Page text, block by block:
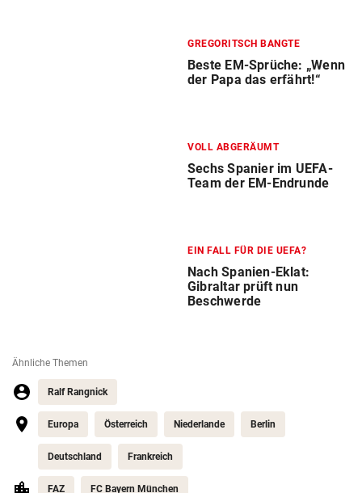
GREGORITSCH BANGTE
Beste EM-Sprüche: „Wenn
der Papa das erfährt!“
VOLL ABGERÄUMT
Sechs Spanier im UEFA-
Team der EM-Endrunde
EIN FALL FÜR DIE UEFA?
Nach Spanien-Eklat:
Gibraltar prüft nun
Beschwerde
Ähnliche Themen
Ralf Rangnick
Europa Österreich Niederlande Berlin
Deutschland Frankreich
FAZ FC Bayern München